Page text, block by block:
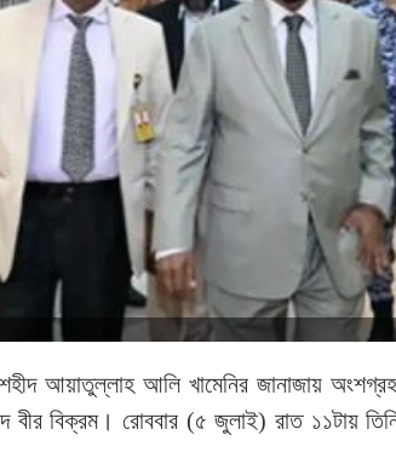
শহীদ আয়াতুল্লাহ আলি খামেনির জানাজায়
বীর বিক্রম। রোববার (৫ জুলাই) রাত ১১টায়